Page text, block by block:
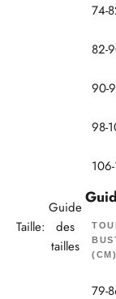
Taille:
Guide
des
tailles
74-
82-
90-
98-
(CM)
79-